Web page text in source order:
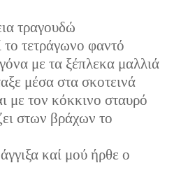
τραγουδώ
το τετράγωνο φαντό
με τα ξέπλεκα μαλλιά
μέσα στα σκοτεινά
με τον κόκκινο σταυρό
στων βράχων το
καί μού ήρθε ο